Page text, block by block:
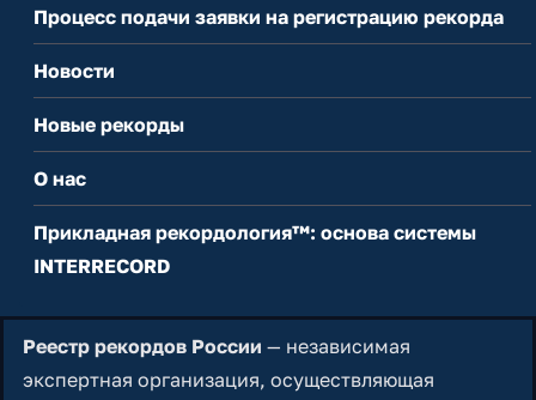
Процесс подачи заявки на регистрацию рекорда
Новости
Новые рекорды
О нас
Прикладная рекордология™: основа системы
INTERRECORD
Реестр рекордов России — независимая
экспертная организация, осуществляющая